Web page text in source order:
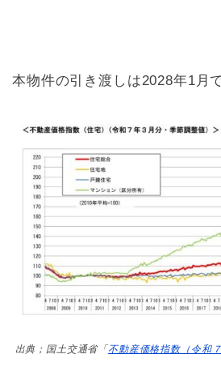
本物件の引き渡しは2028年1月
出典；国土交通省「不動産価格指数（令和